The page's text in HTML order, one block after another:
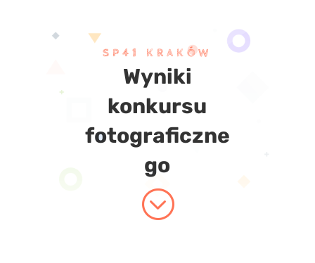
SP41 KRAKÓW
Wyniki
konkursu
fotograficzne
go
;